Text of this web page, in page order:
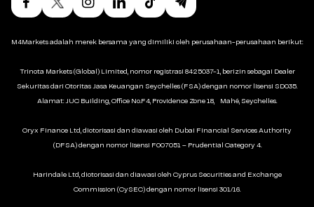
M4Markets adalah merek bersama yang dimiliki oleh perusahaan-perusahaan berikut:
Trinota Markets (Global) Limited, nomor registrasi 8425037-1, berizin sebagai Dealer
Sekuritas dari Otoritas Jasa Keuangan Seychelles (FSA) dengan nomor lisensi SD035.
Alamat: JUC Building, Office No.F4, Providence Zone 18, Mahé, Seychelles.
Oryx Finance Ltd, diotorisasi dan diawasi oleh Dubai Financial Services Authority
(DFSA) dengan nomor lisensi F007051 – Prudential Category 4.
Harindale Ltd, diotorisasi dan diawasi oleh Cyprus Securities and Exchange
Commission (CySEC) dengan nomor lisensi 301/16.